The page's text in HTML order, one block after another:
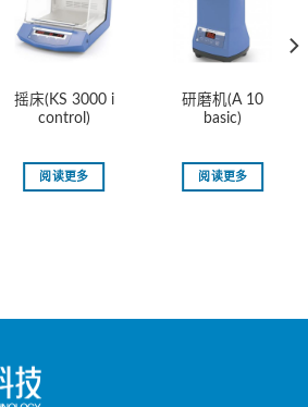
摇床(KS 3000 i
control)
阅读更多
研磨机(A 10
basic)
阅读更多